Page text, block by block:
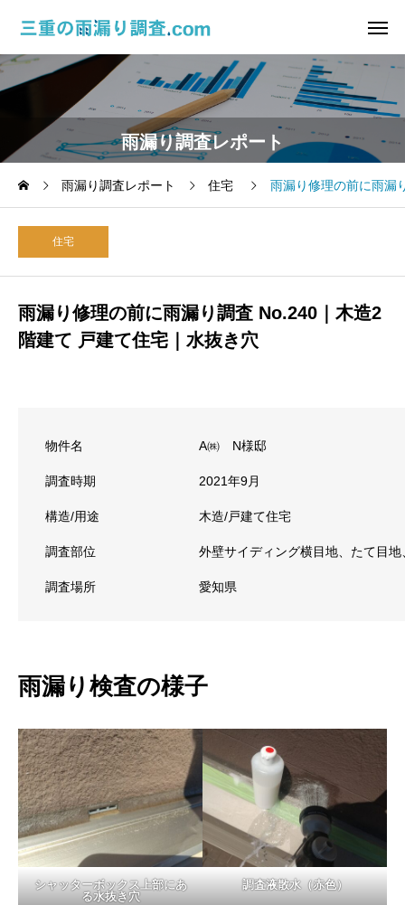
雨漏り調査レポート
雨漏り調査レポート 住宅 雨漏り修理の前に雨漏
住宅
雨漏り修理の前に雨漏り調査 No.240｜木造2
階建て 戸建て住宅｜水抜き穴
物件名 A㈱ N様邸
調査時期 2021年9月
構造/用途 木造/戸建て住宅
調査部位 外壁サイディング横目地、たて目
調査場所 愛知県
雨漏り検査の様子
シャッターボックス上部にあ
る水抜き穴
調査液散水（赤色）